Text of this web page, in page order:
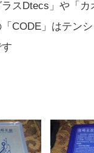
スDtecs」や「カ
CODE」はテン